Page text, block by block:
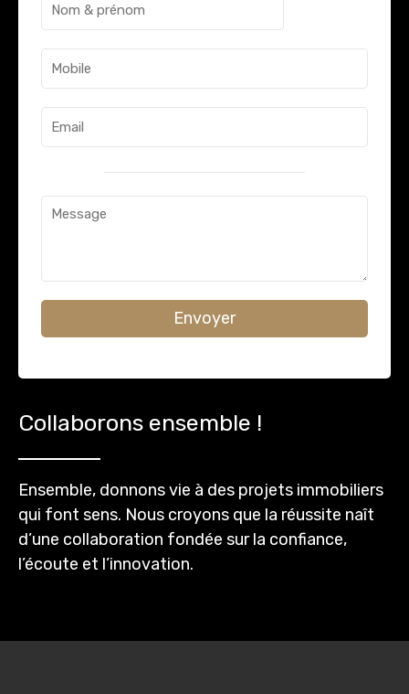
Envoyer
Collaborons ensemble !
Ensemble, donnons vie à des projets immobiliers
qui font sens. Nous croyons que la réussite naît
d’une collaboration fondée sur la confiance,
l’écoute et l’innovation.